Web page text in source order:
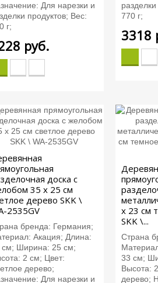
Для нарезки и
продуктов; Вес:
г;
руб.
770 г;
3318
доска с
35 х 25 см
дерево SKK \
2535GV
бренда: Германия;
Акация; Длина:
см; Ширина: 25 см;
2 см; Цвет:
дерево;
Для нарезки и
х 23 см
SKK \...
Страна
33 см;
Высота:
дерево;